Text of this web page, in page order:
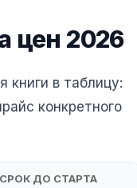
цен 2026
в таблицу:
конкретного
СРОК ДО СТАРТА